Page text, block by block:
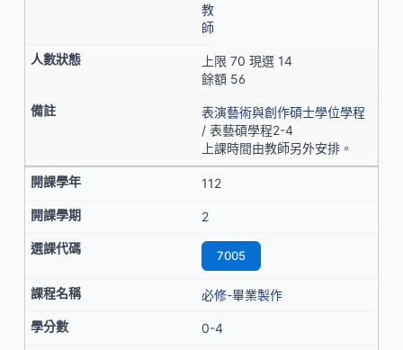
教
師
上限 70 現選 14
餘額 56
表演藝術與創作碩士學位學程
/ 表藝碩學程2-4
上課時間由教師另外安排。
112
2
7005
必修-畢業製作
0-4